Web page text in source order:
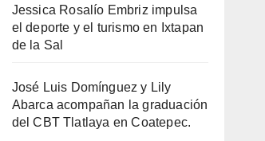
Jessica Rosalío Embriz impulsa
el deporte y el turismo en Ixtapan
de la Sal
José Luis Domínguez y Lily
Abarca acompañan la graduación
del CBT Tlatlaya en Coatepec.